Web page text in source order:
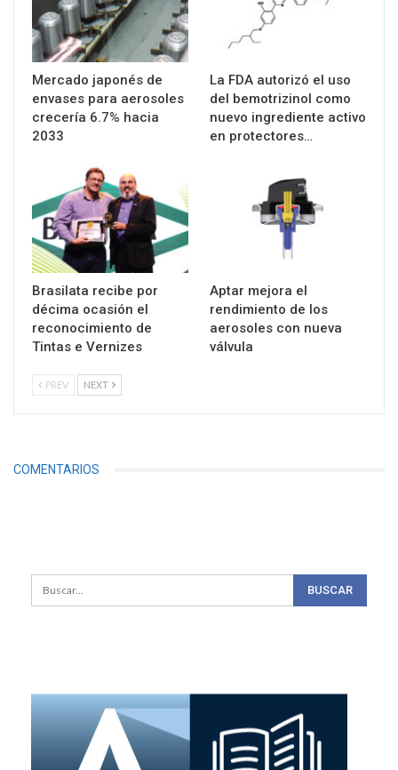
Mercado japonés de
envases para aerosoles
crecería 6.7% hacia
2033
La FDA autorizó el uso
del bemotrizinol como
nuevo ingrediente activo
en protectores…
Brasilata recibe por
décima ocasión el
reconocimiento de
Tintas e Vernizes
Aptar mejora el
rendimiento de los
aerosoles con nueva
válvula
PREV NEXT
COMENTARIOS